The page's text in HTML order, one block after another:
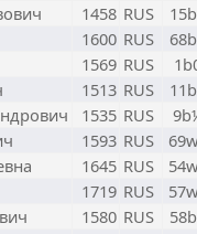
1458 RUS
1600 RUS
1569 RUS
1513 RUS
1535 RUS
1593 RUS
1645 RUS
1719 RUS
1580 RUS